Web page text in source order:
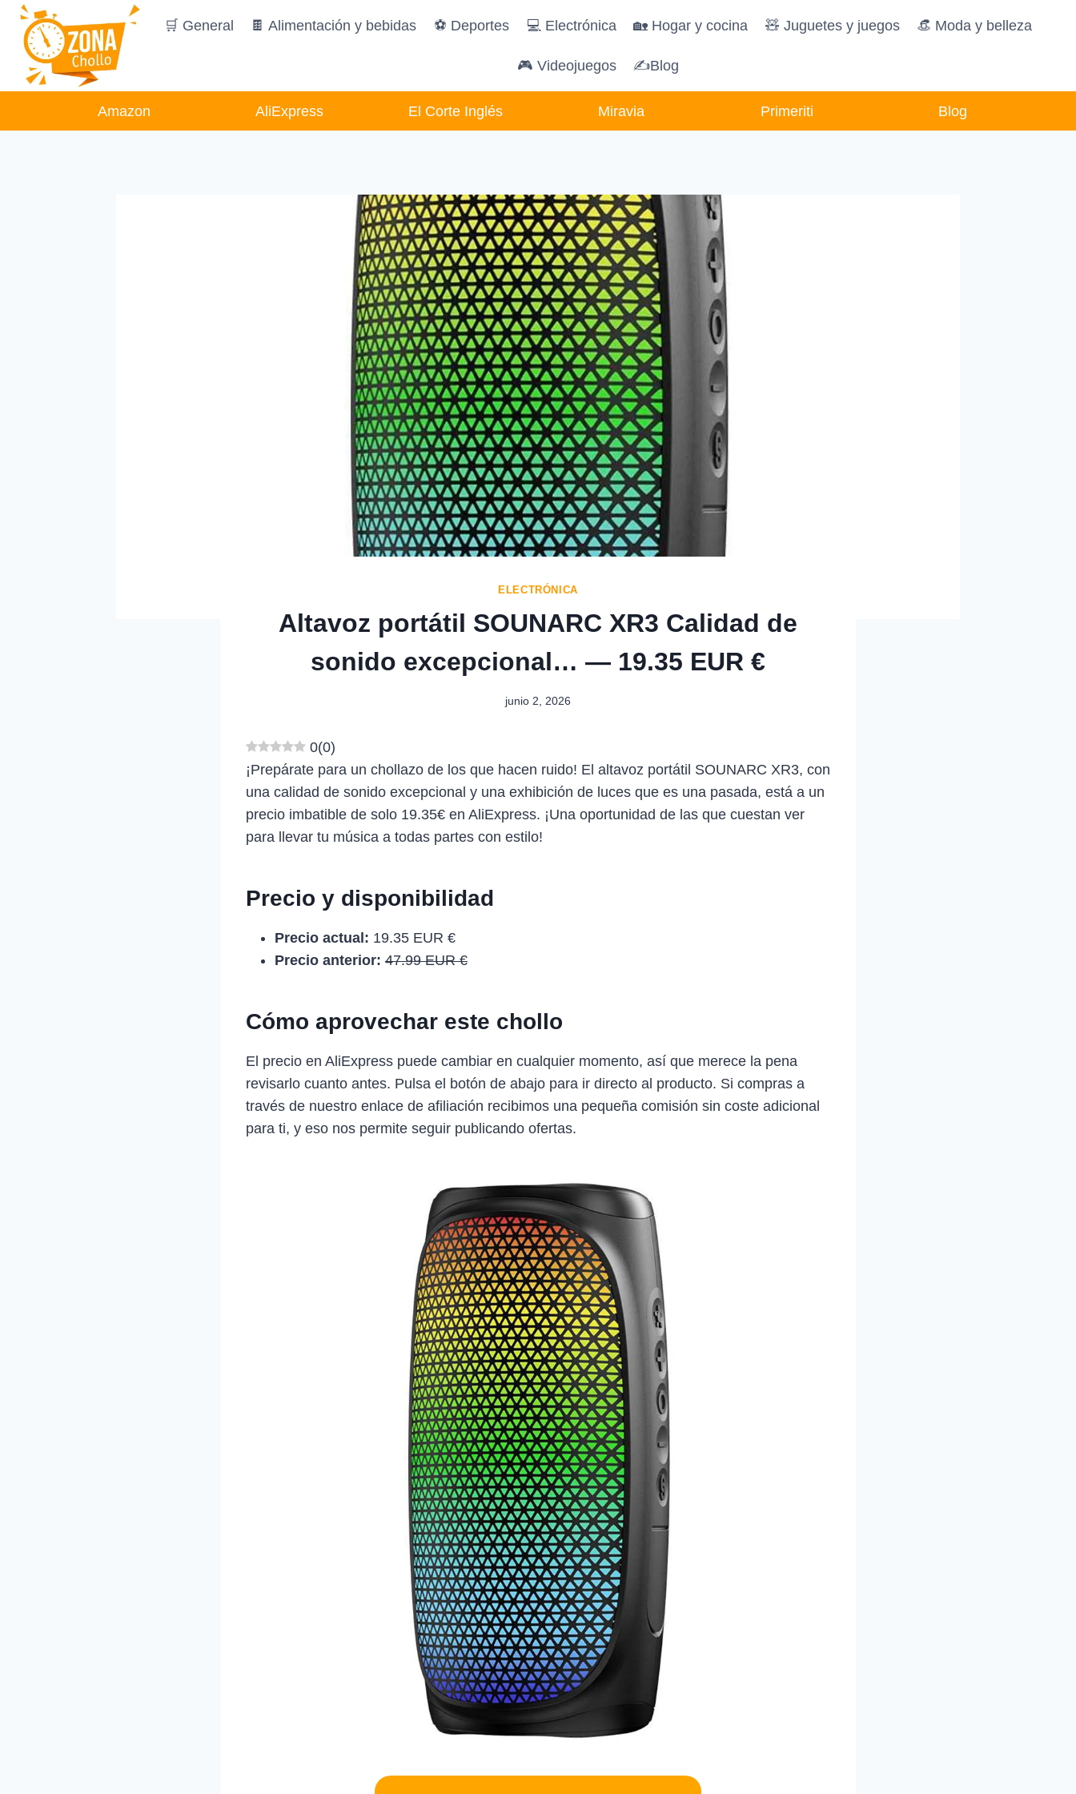
Saltar
contenido
🛒 General 🍫 Alimentación y bebidas ️⚽️ Deportes 💻 Electrónica 🏡 Hogar y cocina 🧸️ Juguetes y juegos 👒 Moda y belleza
🎮 Videojuegos ✍Blog
Amazon AliExpress El Corte Inglés Miravia Primeriti Blog
ELECTRÓNICA
Altavoz portátil SOUNARC XR3 Calidad de
sonido excepcional… — 19.35 EUR €
junio 2, 2026
0(0)
¡Prepárate para un chollazo de los que hacen ruido! El altavoz portátil SOUNARC XR3, con
una calidad de sonido excepcional y una exhibición de luces que es una pasada, está a un
precio imbatible de solo 19.35€ en AliExpress. ¡Una oportunidad de las que cuestan ver
para llevar tu música a todas partes con estilo!
Precio y disponibilidad
Precio actual: 19.35 EUR €
Precio anterior: 47.99 EUR €
Cómo aprovechar este chollo
El precio en AliExpress puede cambiar en cualquier momento, así que merece la pena
revisarlo cuanto antes. Pulsa el botón de abajo para ir directo al producto. Si compras a
través de nuestro enlace de afiliación recibimos una pequeña comisión sin coste adicional
para ti, y eso nos permite seguir publicando ofertas.